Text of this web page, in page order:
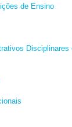
de Ensino
Disciplinares